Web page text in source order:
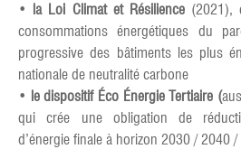
• la Loi Climat et Résilience(2021),
consommations énergétiques du
progressive des bâtiments les plus
nationale de neutralité carbone
• le dispositif Éco Énergie Tertiaire (
qui crée une obligation de
d’énergie finale à horizon 2030 / 2040